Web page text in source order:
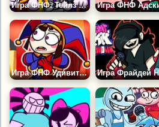
Игра ФНФ: Тейлз Ехе
Игра ФНФ Удивительный Цифровой Цирк